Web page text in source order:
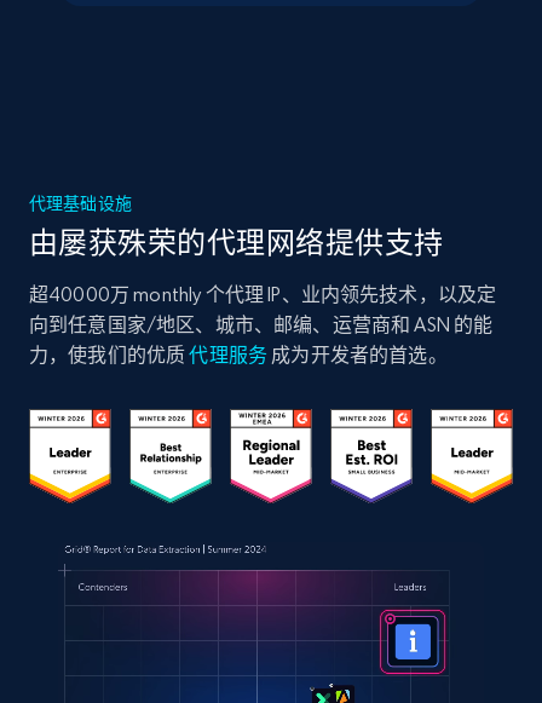
代理基础设施
由屡获殊荣的代理网络提供支持
超40000万 monthly 个代理 IP、业内领先技术，以及定
向到任意国家/地区、城市、邮编、运营商和 ASN 的能
力，使我们的优质代理服务 成为开发者的首选。